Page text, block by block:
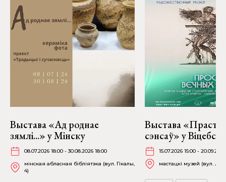
Выстава «Ад роднае
зямлі...» у Мінску
08.07.2026 18:00 - 30.08.2026 18:00
мінская абласная бібліятэка (вул. Гікалы,
4)
Выстава
сэнсаў» у Віцебску
15.07.2026 15:00 -
мастацкі музей (вул.